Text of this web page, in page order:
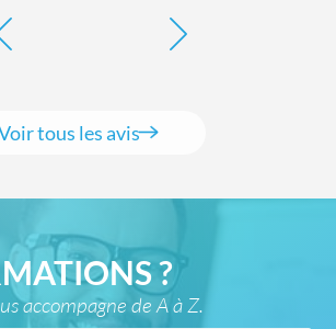
tous les avis
?
accompagne de A à Z.